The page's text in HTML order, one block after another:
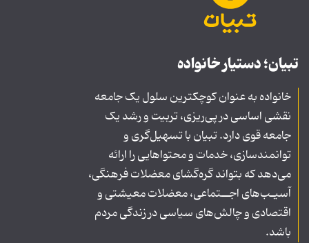
تبیان؛ دستیار خانواده
خانواده به عنوان کوچکترین سلول یک جامعه
نقشی اساسی در پی‌ریزی، تربیت و رشد یک
جامعه قوی دارد. تبیان با تسهیل‌گری و
توانمندسازی، خدمات و محتواهایی را ارائه
می‌دهد که بتواند گره‌گشای معضلات فرهنگی،
آسیـب‌های اجــتماعی، معضلات معیشتی و
اقتصادی و چالش‌های سیاسی در زندگی مردم
باشد.